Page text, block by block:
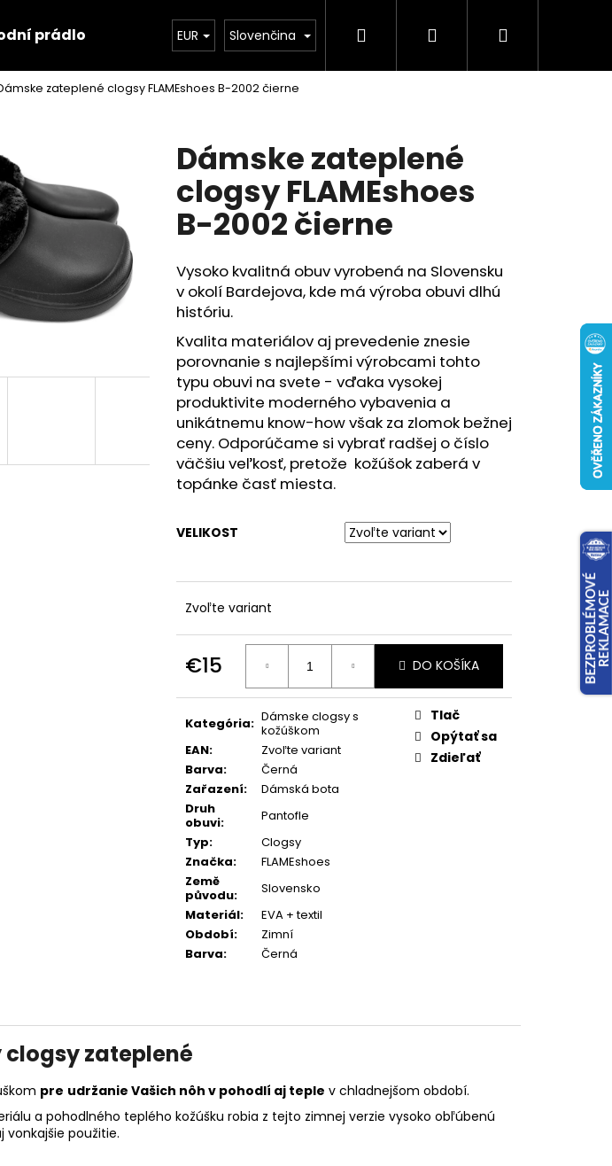
prádlo Obuv Kolekcia leto 2026 Chovatelské
EUR Slovenčina Hľadať PrihlásenieNákupný
zateplené clogsy FLAMEshoes B-2002 čierne
Dámske zateplené
clogsy FLAMEshoes
B-2002 čierne
Vysoko kvalitná obuv vyrobená na Slovensku
v okolí Bardejova, kde má výroba obuvi dlhú
históriu.
Kvalita materiálov aj prevedenie znesie
porovnanie s najlepšími výrobcami tohto
typu obuvi na svete - vďaka vysokej
produktivite moderného vybavenia a
unikátnemu know-how však za zlomok bežnej
ceny. Odporúčame si vybrať radšej o číslo
väčšiu veľkosť, pretože kožúšok zaberá v
topánke časť miesta.
VELIKOST
Zvoľte variant
€15
Jednotková
cena:
DO KOŠÍKA
Kategória: Dámske clogsy s
kožúškom
EAN:
Zvoľte variant
Barva:
Černá
Zařazení:
Dámská bota
Druh
obuvi:
Pantofle
Typ:
Clogsy
Značka:
FLAMEshoes
Země
původu:
Slovensko
Materiál:
EVA + textil
Období:
Zimní
Barva: Černá
Tlač
Opýtať sa
Zdieľať
zateplené
pre udržanie Vašich nôh v pohodlí aj teple v chladnejšom období.
a pohodlného teplého kožúšku robia z tejto zimnej verzie vysoko obľúbenú
použitie.